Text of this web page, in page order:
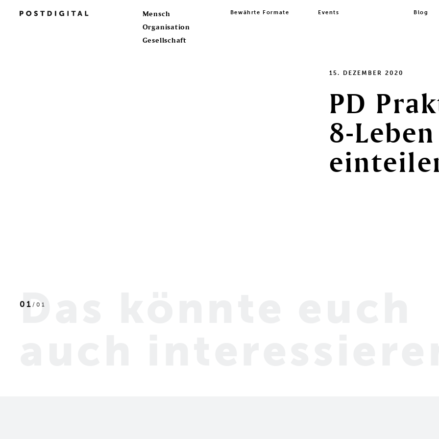
01 /01
Mensch
Organisation
Gesellschaft
Bewährte Formate Events Blog
15. DEZEMBER 2020
PD
8-Leben
Das könnte euch